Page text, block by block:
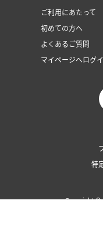
ご利用にあたって
初めての方へ
よくあるご質問
マイページへログ
特
Copyright ©